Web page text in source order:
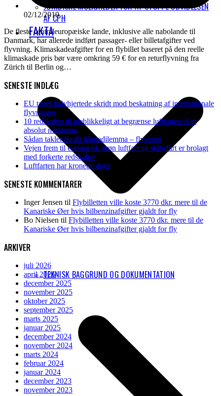
JURIDISKE MULIGHEDER FOR AT STOPPE UDVIDELSEN
AF CPH
FAKTA
TEKNISK BAGGRUND OG DOKUMENTATION
02/12/2019
De fleste centraleuropæiske lande, inklusive alle nabolande til
Danmark, har allerede indført passager- eller billetafgifter ved
flyvning. Klimaskadeafgifter for en flybillet baseret på den reelle
klimaskade pris bør være omkring 59 € for en returflyvning fra
Zürich til Berlin og…
SENESTE INDLÆG
EU tager halvhjertede skridt mod beskatning af internationale
flyvninger
10 redskaber til øjeblikkeligt at begrænse luftfarten til et
absolut minimum
Sådan takler du dit klimadilemma – flyvning
Vejen frem til europæisk grøn luftfart og skibsfart er brolagt
med forkerte redskaber
Luftfarten har kronede dage
SENESTE KOMMENTARER
Inger Jensen til Flybilletten ville koste 3770 dkr. mere til de
Kanariske Øer hvis bilbenzinafgifter gjaldt for fly
Bo Nielsen til Flybilletten ville koste 3770 dkr. mere til de
Kanariske Øer hvis bilbenzinafgifter gjaldt for fly
ARKIVER
juli 2026
april 2026
december 2025
november 2025
oktober 2025
september 2025
marts 2025
januar 2025
december 2024
november 2024
marts 2024
februar 2024
januar 2024
december 2023
november 2023